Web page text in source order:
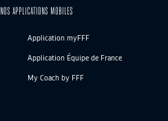
NOS APPLICATIONS MOBILES
Application myFFF
Application Équipe de France
My Coach by FFF